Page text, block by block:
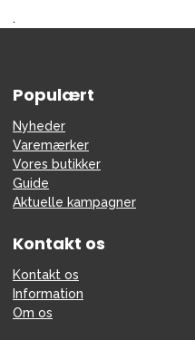
.
Populært
Nyheder
Varemærker
Vores butikker
Guide
Aktuelle kampagner
Kontakt os
Kontakt os
Information
Om os